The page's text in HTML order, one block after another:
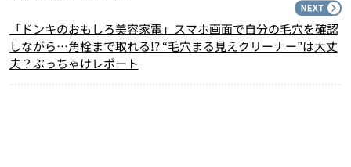
「ドンキのおもしろ美容家電」スマホ画面で自分の毛穴を確認
しながら…角栓まで取れる!? “毛穴まる見えクリーナー”は大丈
夫？ぶっちゃけレポート